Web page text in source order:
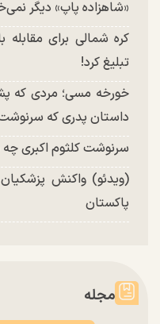
«شاهزاده پاپ» دیگر
کره شمالی برای
تبلیغ کرد!
خورخه مسی؛ مردی که
داستان پدری که
سرنوشت کلثوم اکبری
(ویدئو) واکنش
پاکستان
مجله